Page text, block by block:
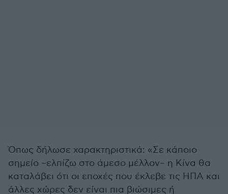
Όπως δήλωσε χαρακτηριστικά: «Σε κάποιο
σημείο –ελπίζω στο άμεσο μέλλον– η Κίνα θα
καταλάβει ότι οι εποχές που έκλεβε τις ΗΠΑ και
άλλες χώρες δεν είναι πια βιώσιμες ή